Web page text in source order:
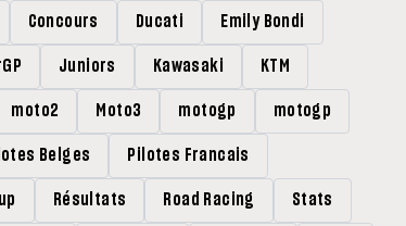
Concours Ducati Emily Bondi
Juniors Kawasaki KTM
moto2 Moto3 motogp motogp
Belges Pilotes Francais
Résultats Road Racing Stats